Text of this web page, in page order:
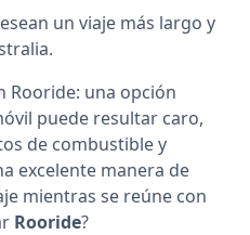
un viaje más largo y
Rooride: una opción
puede resultar caro,
de combustible y
excelente manera de
mientras se reúne con
Rooride?